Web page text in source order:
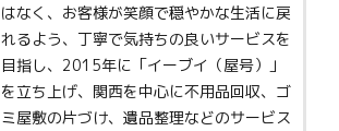
はなく、お客様が笑顔で穏やかな生活に戻
れるよう、丁寧で気持ちの良いサービスを
目指し、2015年に「イーブイ（屋号）」
を立ち上げ、関西を中心に不用品回収、ゴ
ミ屋敷の片づけ、遺品整理などのサービス